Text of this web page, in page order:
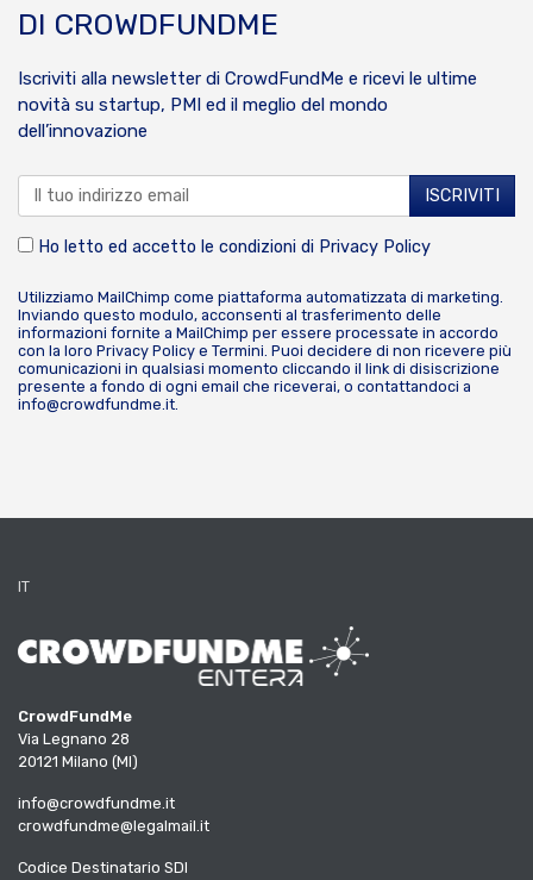
DI CROWDFUNDME
Iscriviti alla newsletter di CrowdFundMe e ricevi le ultime
novità su startup, PMI ed il meglio del mondo
dell’innovazione
Ho letto ed accetto le condizioni di Privacy Policy
Utilizziamo MailChimp come piattaforma automatizzata di marketing.
Inviando questo modulo, acconsenti al trasferimento delle
informazioni fornite a MailChimp per essere processate in accordo
con la loro Privacy Policy e Termini. Puoi decidere di non ricevere più
comunicazioni in qualsiasi momento cliccando il link di disiscrizione
presente a fondo di ogni email che riceverai, o contattandoci a
info@crowdfundme.it.
IT
CrowdFundMe
Via Legnano 28
20121 Milano (MI)
info@crowdfundme.it
crowdfundme@legalmail.it
Codice Destinatario SDI